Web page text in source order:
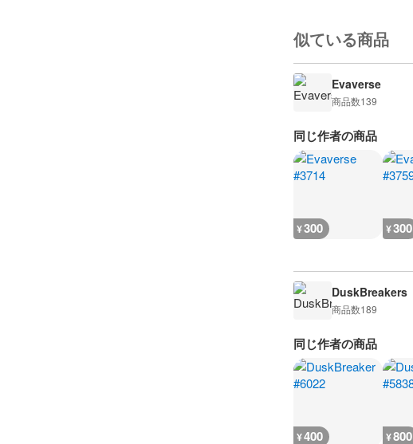
似ている商品
Evaverse
商品数139
同じ作者の商品
¥300 ¥300
DuskBreakers
商品数189
同じ作者の商品
¥400 ¥800